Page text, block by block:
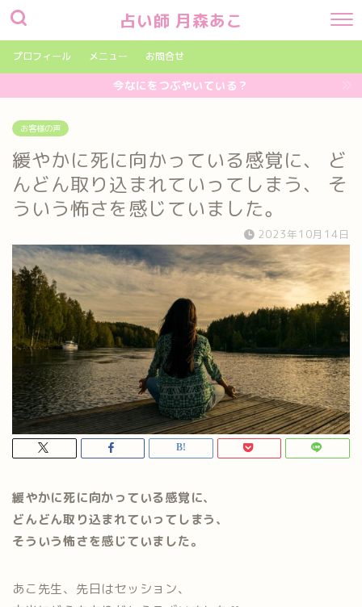
占い師 月森あこ
プロフィール メニュー お問合せ
今なにをつぶやいている？
お客様の声
緩やかに死に向かっている感覚に、 ど
んどん取り込まれていってしまう、 そ
ういう怖さを感じていました。
2023年10月14日
緩やかに死に向かっている感覚に、
どんどん取り込まれていってしまう、
そういう怖さを感じていました。
あこ先生、先日はセッション、